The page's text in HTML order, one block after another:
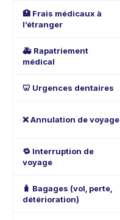
🏥 Frais médicaux à
l’étranger
🚑 Rapatriement
médical
🦷 Urgences dentaires
❌ Annulation de voyage
🔁 Interruption de
voyage
🧳 Bagages (vol, perte,
détérioration)